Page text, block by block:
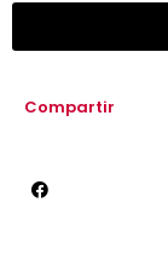
Compartir